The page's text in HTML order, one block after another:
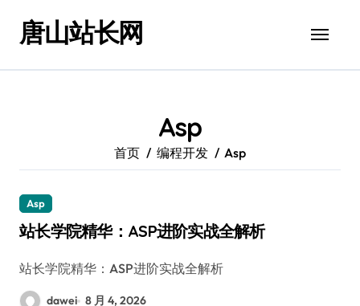
唐山站长网
Asp
首页 编程开发 Asp
Asp
站长学院精华：ASP进阶实战全解析
站长学院精华：ASP进阶实战全解析
dawei 8 月 4, 2026